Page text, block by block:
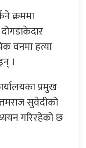
क्रममा
वनमा हत्या
।
प्रमुख
सुवेदीको
गरिरहेको छ